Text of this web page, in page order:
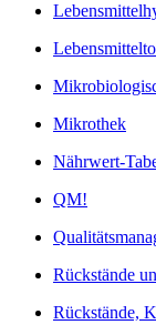
Mikrothek
Nährwert-
QM!
Rückstände
Rückstände,